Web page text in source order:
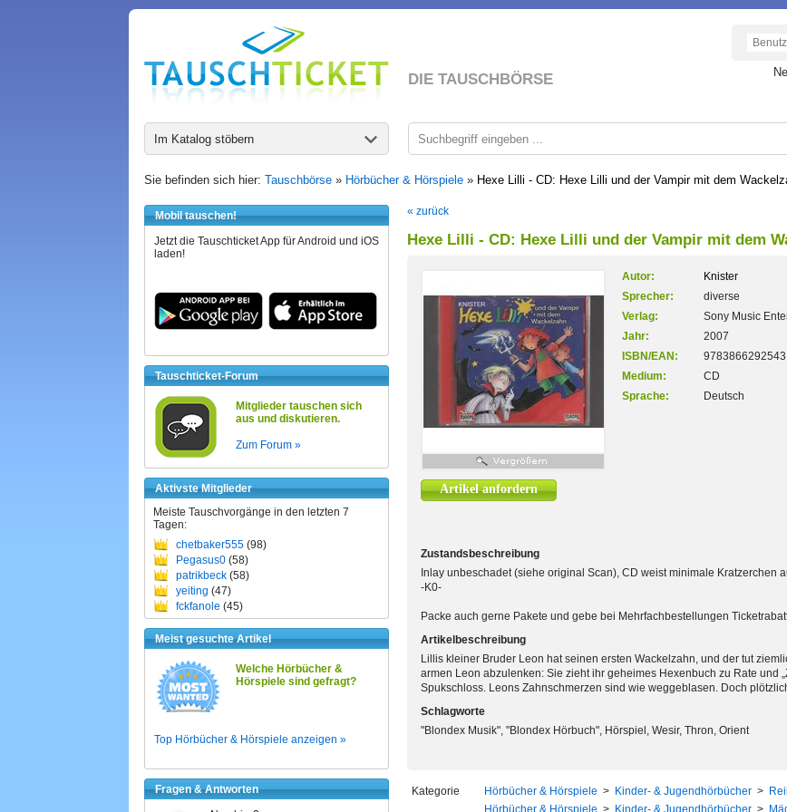
DIE TAUSCHBÖRSE
Im Katalog stöbern
Sie befinden sich hier: Tauschbörse » Hörbücher & Hörspiele » Hexe Lilli - CD: Hexe Lilli und der Vampir mit dem
Mobil tauschen!
Jetzt die Tauschticket App für Android und iOS
laden!
Tauschticket-Forum
Mitglieder tauschen sich
aus und diskutieren.
Zum Forum »
Aktivste Mitglieder
Meiste Tauschvorgänge in den letzten 7
Tagen:
chetbaker555 (98)
Pegasus0 (58)
patrikbeck (58)
yeiting (47)
fckfanole (45)
Meist gesuchte Artikel
Welche Hörbücher &
Hörspiele sind gefragt?
Top Hörbücher & Hörspiele anzeigen »
Fragen & Antworten
« zurück
Hexe Lilli - CD: Hexe Lilli und der Vampir mit dem
Artikel anfordern
Autor:
Knister
Sprecher:
diverse
Verlag:
Sony Music
Jahr:
2007
ISBN/EAN:
9783866292543
Medium:
CD
Sprache:
Deutsch
Zustandsbeschreibung
Inlay unbeschadet (siehe original Scan), CD weist minimale Kratzerchen
-K0-
Packe auch gerne Pakete und gebe bei Mehrfachbestellungen
Artikelbeschreibung
Lillis kleiner Bruder Leon hat seinen ersten Wackelzahn, und der tut
armen Leon abzulenken: Sie zieht ihr geheimes Hexenbuch zu Rate und
Spukschloss. Leons Zahnschmerzen sind wie weggeblasen. Doch
Schlagworte
"Blondex Musik", "Blondex Hörbuch", Hörspiel, Wesir, Thron, Orient
Kategorie Hörbücher & Hörspiele > Kinder- & Jugendhörbücher >
Hörbücher & Hörspiele > Kinder- & Jugendhörbücher >